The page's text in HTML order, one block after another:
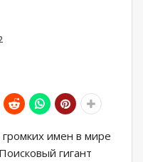
имен в мире
гигант